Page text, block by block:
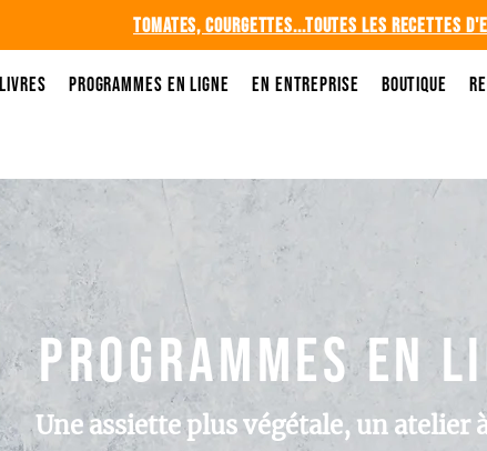
Livres Programmes en ligne En entreprise Boutique
TOMATES, COURGETTES...TOUTES LES
programmes en
Une assiette plus végétale, un atelier